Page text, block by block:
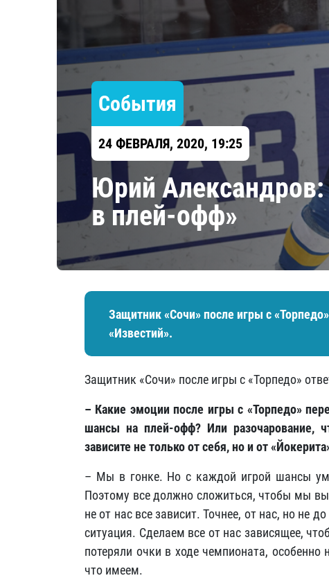
Локомотив
ЦСКА
Шанхайские Драконы
События
24 ФЕВРАЛЯ, 2020, 19:25
Юрий
в плей-офф»
Защитник «Сочи» после игры с
«Известий».
Защитник «Сочи» после игры с «Торпедо»
– Какие эмоции после игры с «Торпедо»
шансы на плей-офф? Или разочарование,
зависите не только от себя, но и от
– Мы в гонке. Но с каждой игрой шансы
Поэтому все должно сложиться, чтобы мы
не от нас все зависит. Точнее, от нас, но не
ситуация. Сделаем все от нас зависящее,
потеряли очки в ходе чемпионата,
что имеем.